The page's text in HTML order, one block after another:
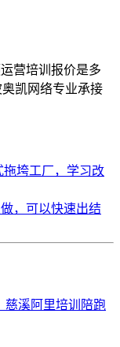
营培训报价是多
凯网络专业承接
垮工厂，学习改
，可以快速出结
慈溪阿里培训陪跑